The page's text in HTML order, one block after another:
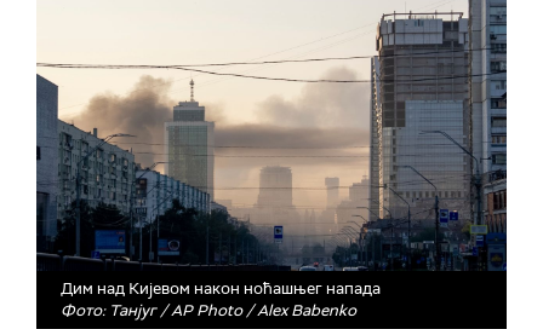
Дим над Кијевом након ноћашњег напада
Фото: Танјуг / AP Photo / Alex Babenko